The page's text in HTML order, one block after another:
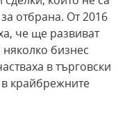
отбрана. От 2016
че ще развиват
бизнес
в търговски
крайбрежните